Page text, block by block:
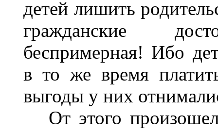
детей лишить
гражданские
беспримерная! Ибо
в то же время
выгоды у них
От этого произошел